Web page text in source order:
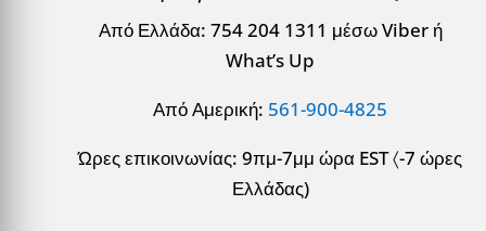
Από Ελλάδα: 754 204 1311 μέσω Viber ή
What’s Up
Από Αμερική: 561-900-4825
Ώρες επικοινωνίας: 9πμ-7μμ ώρα EST 〈-7 ώρες
Ελλάδας)